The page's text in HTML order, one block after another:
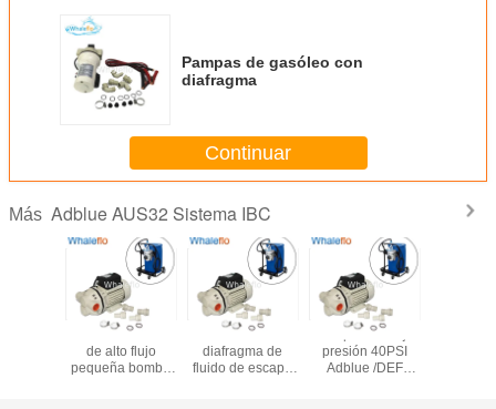
Pampas de gasóleo con
diafragma
Continuar
Más Adblue AUS32 Sistema IBC
Whaleflo DC/AC
de alto flujo
pequeña bomba
Bomba de
diafragma de
fluido de escape
Pumpas de baja
presión 40PSI
Adblue /DEF